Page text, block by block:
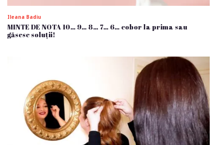
Ileana Badiu
MINTE DE NOTA 10… 9… 8… 7… 6… cobor la prima sau
găsesc soluții!